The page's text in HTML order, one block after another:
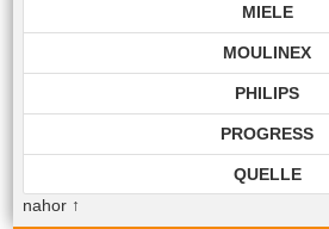
MIELE
MOULINEX
PHILIPS
PROGRESS
QUELLE
nahor↑